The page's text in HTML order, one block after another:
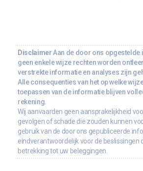
Disclaimer Aan de door ons opgestelde
geen enkele wijze rechten worden
verstrekte informatie en analyses zijn
Alle consequenties van het op welke
toepassen van de informatie blijven
rekening.
Wij aanvaarden geen aansprakelijkheid
gevolgen of schade die zouden kunnen
gebruik van de door ons gepubliceerde
eindverantwoordelijk voor de beslissingen
betrekking tot uw beleggingen.